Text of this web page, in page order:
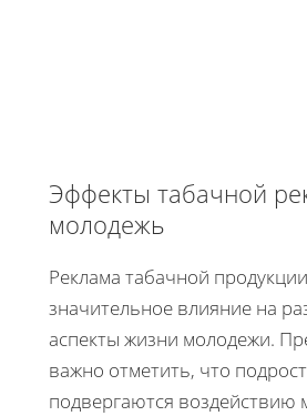
Эффекты табачной
молодежь
Реклама табачной
значительное влияние на
аспекты жизни молодежи.
важно отметить, что
подвергаются воздействию